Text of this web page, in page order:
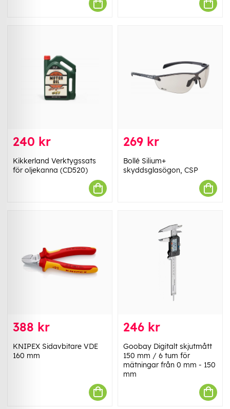
240 kr
Kikkerland Verktygssats
för oljekanna (CD520)
269 kr
Bollé Silium+
skyddsglasögon, CSP
388 kr
KNIPEX Sidavbitare VDE
160 mm
246 kr
Goobay Digitalt skjutmått
150 mm / 6 tum för
mätningar från 0 mm - 150
mm